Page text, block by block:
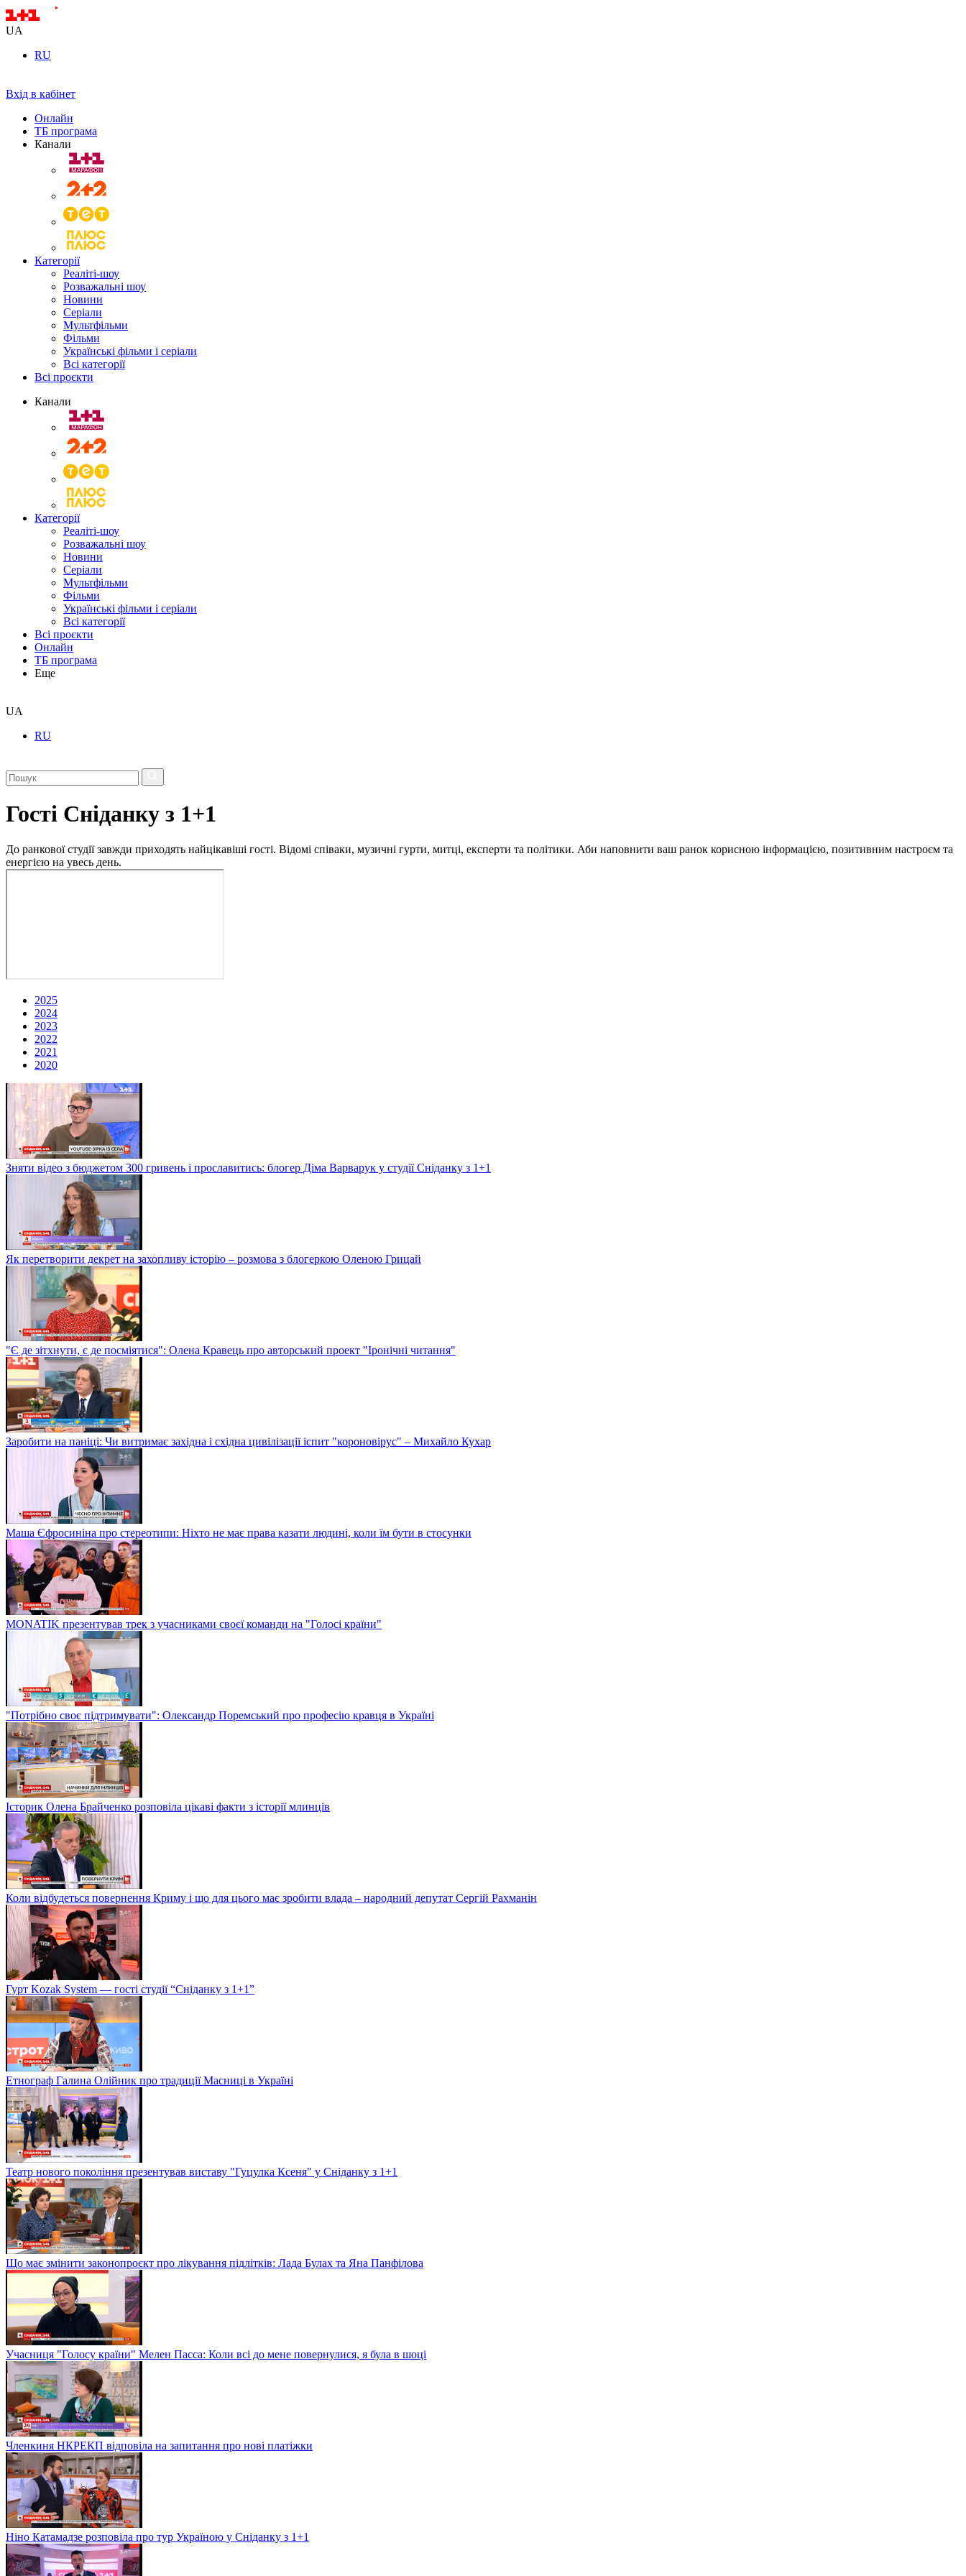
UA
RU
Вхід в кабінет
Онлайн
ТБ програма
Канали
Категорії
Реаліті-шоу
Розважальні шоу
Новини
Серіали
Мультфільми
Фільми
Українські фільми і серіали
Всі категорії
Всі проєкти
Канали
Категорії
Реаліті-шоу
Розважальні шоу
Новини
Серіали
Мультфільми
Фільми
Українські фільми і серіали
Всі категорії
Всі проєкти
Онлайн
ТБ програма
Еще
UA
RU
Гості Сніданку з 1+1
До ранкової студії завжди приходять найцікавіші гості. Відомі співаки, музичні гурти, митці, експерти та політики. Аби наповнити ваш ранок корисною інформацією, позитивним настроєм та
енергією на увесь день.
2025
2024
2023
2022
2021
2020
Зняти відео з бюджетом 300 гривень і прославитись: блогер Діма Варварук у студії Сніданку з 1+1
Як перетворити декрет на захопливу історію – розмова з блогеркою Оленою Грицай
"Є де зітхнути, є де посміятися": Олена Кравець про авторський проект "Іронічні читання"
Заробити на паніці: Чи витримає західна і східна цивілізації іспит "короновірус" – Михайло Кухар
Маша Єфросиніна про стереотипи: Ніхто не має права казати людині, коли їм бути в стосунки
MONATIK презентував трек з учасниками своєї команди на "Голосі країни"
"Потрібно своє підтримувати": Олександр Поремський про професію кравця в Україні
Історик Олена Брайченко розповіла цікаві факти з історії млинців
Коли відбудеться повернення Криму і що для цього має зробити влада – народний депутат Сергій Рахманін
Гурт Kozak System — гості студії “Сніданку з 1+1”
Етнограф Галина Олійник про традиції Масниці в Україні
Театр нового покоління презентував виставу "Гуцулка Ксеня" у Сніданку з 1+1
Що має змінити законопроєкт про лікування підлітків: Лада Булах та Яна Панфілова
Учасниця "Голосу країни" Мелен Пасса: Коли всі до мене повернулися, я була в шоці
Членкиня НКРЕКП відповіла на запитання про нові платіжки
Ніно Катамадзе розповіла про тур Україною у Сніданку з 1+1